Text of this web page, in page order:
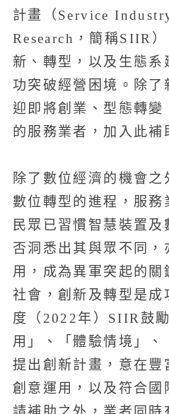
計畫（Service
Research，簡稱SIIR
新、轉型，以及生態
功突破經營困境。除了
迎即將創業、型態轉變
的服務業者，加入此補
除了數位經濟的機會
數位轉型的進程，服務
民眾已習慣智慧裝置
否洞悉出其與眾不同，
用，成為異軍突起的
社會，創新及轉型是
度（2022年）SIIR鼓
用」、「體驗情境」、
提出創新計畫，意在豐
創意運用，以及符合國